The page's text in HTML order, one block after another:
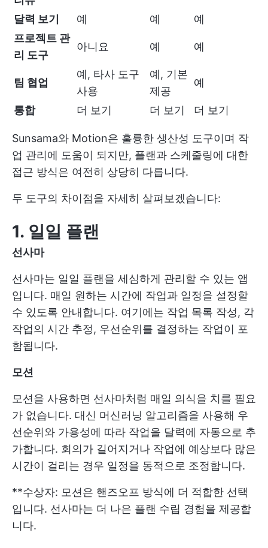
달력 보기
예 예
예
프로젝트 관
리 도구
아니요 예 예
팀 협업
예, 타사 도구
사용
예, 기본
제공
예
통합 더 보기 더 보기 더 보기
Sunsama와 Motion은 훌륭한 생산성 도구이며 작
업 관리에 도움이 되지만, 플랜과 스케줄링에 대한
접근 방식은 여전히 상당히 다릅니다.
두 도구의 차이점을 자세히 살펴보겠습니다:
1. 일일 플랜
선사마
선사마는 일일 플랜을 세심하게 관리할 수 있는 앱
입니다. 매일 원하는 시간에 작업과 일정을 설정할
수 있도록 안내합니다. 여기에는 작업 목록 작성, 각
작업의 시간 추정, 우선순위를 결정하는 작업이 포
함됩니다.
모션
모션을 사용하면 선사마처럼 매일 의식을 치를 필요
가 없습니다. 대신 머신러닝 알고리즘을 사용해 우
선순위와 가용성에 따라 작업을 달력에 자동으로 추
가합니다. 회의가 길어지거나 작업에 예상보다 많은
시간이 걸리는 경우 일정을 동적으로 조정합니다.
**수상자: 모션은 핸즈오프 방식에 더 적합한 선택
입니다. 선사마는 더 나은 플랜 수립 경험을 제공합
니다.